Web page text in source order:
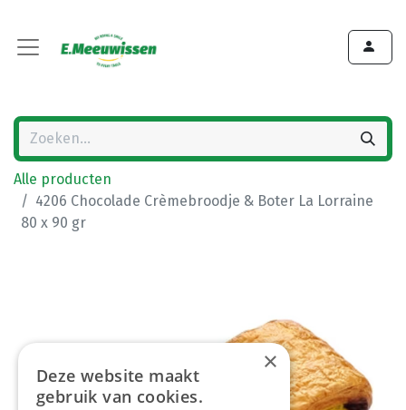
Alle producten
4206 Chocolade Crèmebroodje & Boter La Lorraine
80 x 90 gr
×
Deze website maakt
gebruik van cookies.